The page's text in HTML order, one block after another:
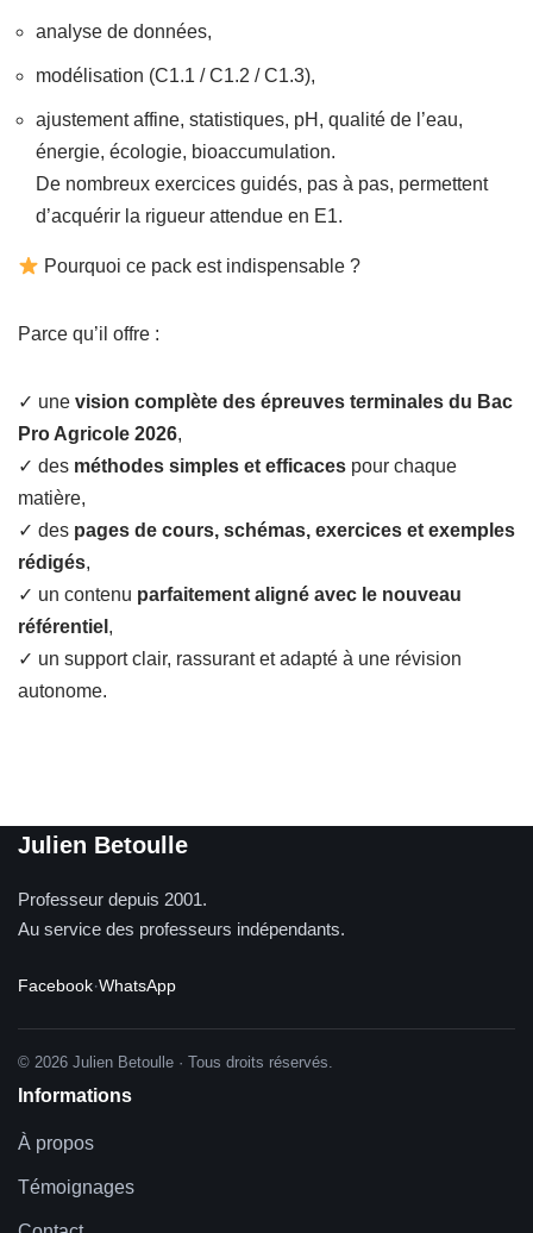
analyse de données,
modélisation (C1.1 / C1.2 / C1.3),
ajustement affine, statistiques, pH, qualité de l’eau,
énergie, écologie, bioaccumulation.
De nombreux exercices guidés, pas à pas, permettent
d’acquérir la rigueur attendue en E1.
Pourquoi ce pack est indispensable ?
Parce qu’il offre :
✓ une vision complète des épreuves terminales du Bac
Pro Agricole 2026,
✓ des méthodes simples et efficaces pour chaque
matière,
✓ des pages de cours, schémas, exercices et exemples
rédigés,
✓ un contenu parfaitement aligné avec le nouveau
référentiel ,
✓ un support clair, rassurant et adapté à une révision
autonome.
Julien Betoulle
Professeur depuis 2001.
Au service des professeurs indépendants.
Facebook·WhatsApp
© 2026 Julien Betoulle · Tous droits réservés.
Informations
À propos
Témoignages